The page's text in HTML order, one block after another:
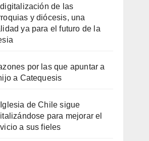
digitalización de las
y diócesis, una
ya para el futuro de la
por las que apuntar a
a Catequesis
Iglesia de Chile sigue
para mejorar el
a sus fieles